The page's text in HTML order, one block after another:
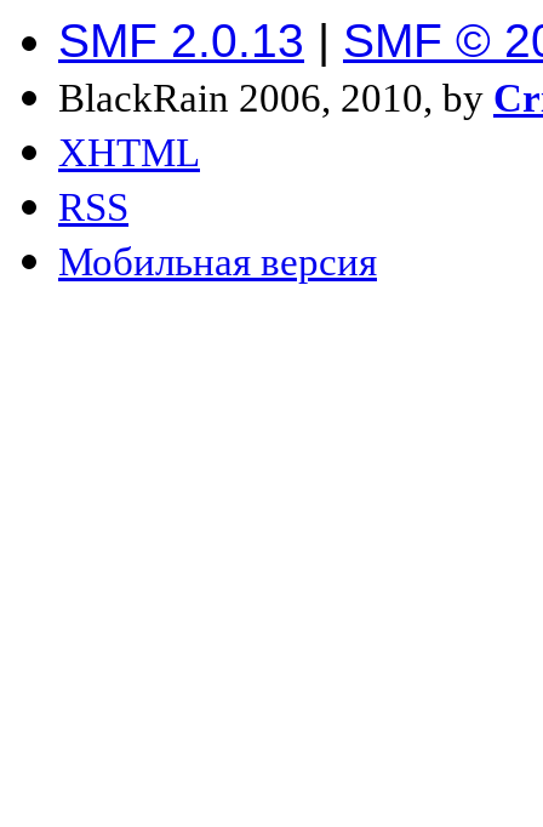
SMF 2.0.13 | SMF ©
BlackRain 2006, 2010, by
XHTML
RSS
Мобильная версия